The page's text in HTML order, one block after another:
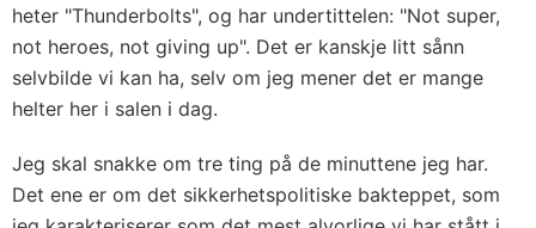
heter "Thunderbolts", og har undertittelen: "Not super,
not heroes, not giving up". Det er kanskje litt sånn
selvbilde vi kan ha, selv om jeg mener det er mange
helter her i salen i dag.
Jeg skal snakke om tre ting på de minuttene jeg har.
Det ene er om det sikkerhetspolitiske bakteppet, som